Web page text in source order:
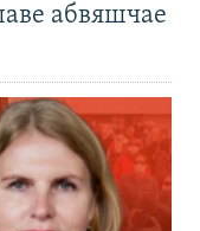
абвяшчае